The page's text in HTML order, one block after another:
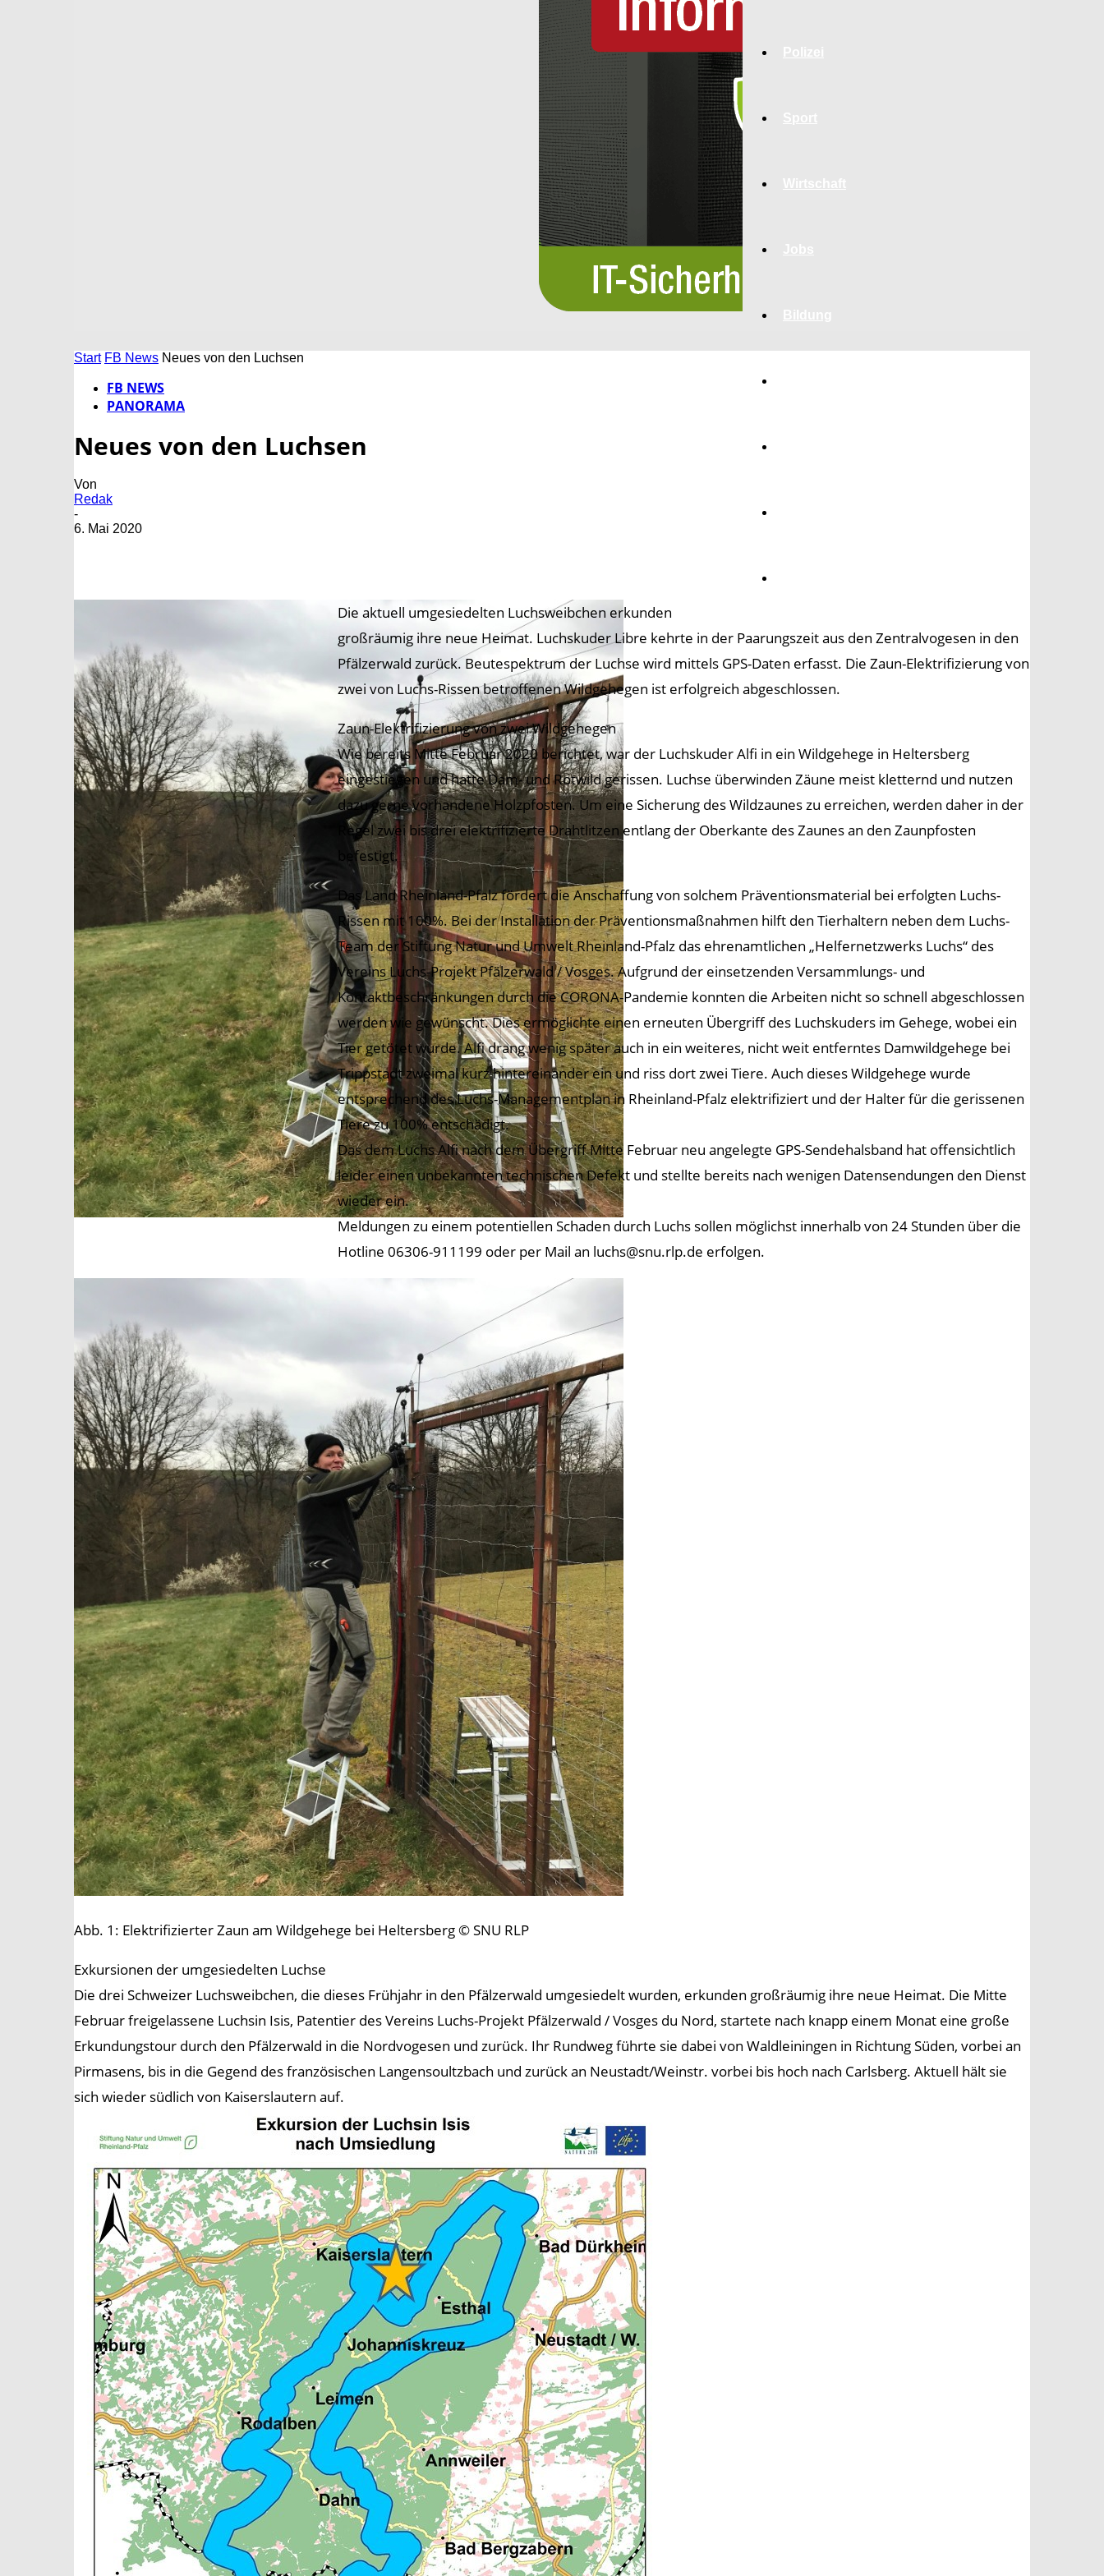
Start FB News Neues von den Luchsen
FB NEWS
PANORAMA
Neues von den Luchsen
Von
Redak
-
6. Mai 2020
Die aktuell umgesiedelten Luchsweibchen erkunden
großräumig ihre neue Heimat. Luchskuder Libre kehrte in der Paarungszeit aus den Zentralvogesen in den
Pfälzerwald zurück. Beutespektrum der Luchse wird mittels GPS-Daten erfasst. Die Zaun-Elektrifizierung von
zwei von Luchs-Rissen betroffenen Wildgehegen ist erfolgreich abgeschlossen.
Zaun-Elektrifizierung von zwei Wildgehegen
Wie bereits Mitte Februar 2020 berichtet, war der Luchskuder Alfi in ein Wildgehege in Heltersberg
eingestiegen und hatte Dam- und Rotwild gerissen. Luchse überwinden Zäune meist kletternd und nutzen
dazu gerne vorhandene Holzpfosten. Um eine Sicherung des Wildzaunes zu erreichen, werden daher in der
Regel zwei bis drei elektrifizierte Drahtlitzen entlang der Oberkante des Zaunes an den Zaunpfosten
befestigt.
Das Land Rheinland-Pfalz fördert die Anschaffung von solchem Präventionsmaterial bei erfolgten Luchs-
Rissen mit 100%. Bei der Installation der Präventionsmaßnahmen hilft den Tierhaltern neben dem Luchs-
Team der Stiftung Natur und Umwelt Rheinland-Pfalz das ehrenamtlichen „Helfernetzwerks Luchs“ des
Vereins Luchs-Projekt Pfälzerwald / Vosges. Aufgrund der einsetzenden Versammlungs- und
Kontaktbeschränkungen durch die CORONA-Pandemie konnten die Arbeiten nicht so schnell abgeschlossen
werden wie gewünscht. Dies ermöglichte einen erneuten Übergriff des Luchskuders im Gehege, wobei ein
Tier getötet wurde. Alfi drang wenig später auch in ein weiteres, nicht weit entferntes Damwildgehege bei
Trippstadt zweimal kurz hintereinander ein und riss dort zwei Tiere. Auch dieses Wildgehege wurde
entsprechend des Luchs-Managementplan in Rheinland-Pfalz elektrifiziert und der Halter für die gerissenen
Tiere zu 100% entschädigt.
Das dem Luchs Alfi nach dem Übergriff Mitte Februar neu angelegte GPS-Sendehalsband hat offensichtlich
leider einen unbekannten technischen Defekt und stellte bereits nach wenigen Datensendungen den Dienst
wieder ein.
Meldungen zu einem potentiellen Schaden durch Luchs sollen möglichst innerhalb von 24 Stunden über die
Hotline 06306-911199 oder per Mail an luchs@snu.rlp.de erfolgen.
Abb. 1: Elektrifizierter Zaun am Wildgehege bei Heltersberg © SNU RLP
Exkursionen der umgesiedelten Luchse
Die drei Schweizer Luchsweibchen, die dieses Frühjahr in den Pfälzerwald umgesiedelt wurden, erkunden großräumig ihre neue Heimat. Die Mitte
Februar freigelassene Luchsin Isis, Patentier des Vereins Luchs-Projekt Pfälzerwald / Vosges du Nord, startete nach knapp einem Monat eine große
Erkundungstour durch den Pfälzerwald in die Nordvogesen und zurück. Ihr Rundweg führte sie dabei von Waldleiningen in Richtung Süden, vorbei an
Pirmasens, bis in die Gegend des französischen Langensoultzbach und zurück an Neustadt/Weinstr. vorbei bis hoch nach Carlsberg. Aktuell hält sie
sich wieder südlich von Kaiserslautern auf.